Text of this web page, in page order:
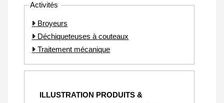
Activités
Broyeurs
Déchiqueteuses à couteaux
Traitement mécanique
ILLUSTRATION PRODUITS &